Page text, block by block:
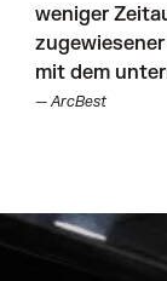
weniger
mit dem
— ArcBest